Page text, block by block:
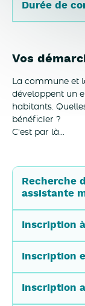
Durée de
Vos
La commune et
développent un
habitants.
bénéficier ?
C'est par là...
Recherche
assistante
Inscription
Inscription
Inscription